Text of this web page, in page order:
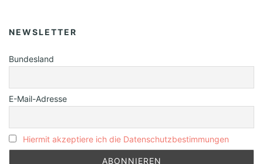
NEWSLETTER
Bundesland
E-Mail-Adresse
Hiermit akzeptiere ich die Datenschutzbestimmungen